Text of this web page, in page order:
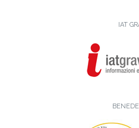
IAT